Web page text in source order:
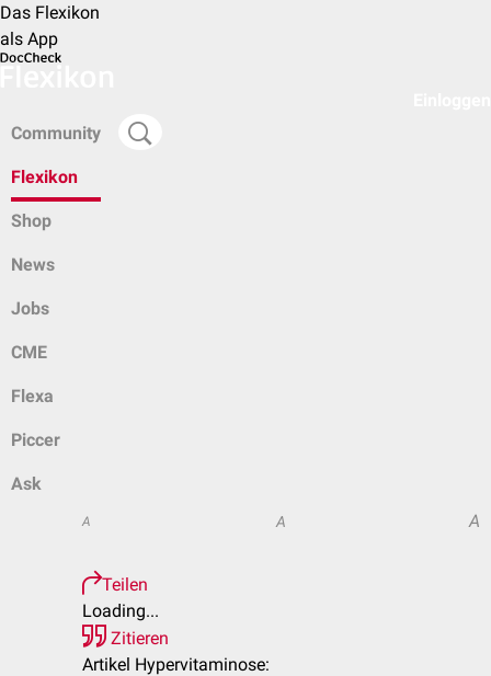
Das Flexikon
als App
Community
Flexikon
Shop
News
Jobs
CME
Flexa
Piccer
Ask
A A A
Teilen
Loading...
Zitieren
Artikel Hypervitaminose: